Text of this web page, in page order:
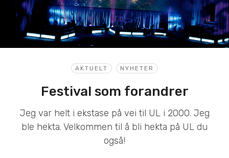
AKTUELT NYHETER
Festival som forandrer
Jeg var helt i ekstase på vei til UL i 2000. Jeg
ble hekta. Velkommen til å bli hekta på UL du
også!